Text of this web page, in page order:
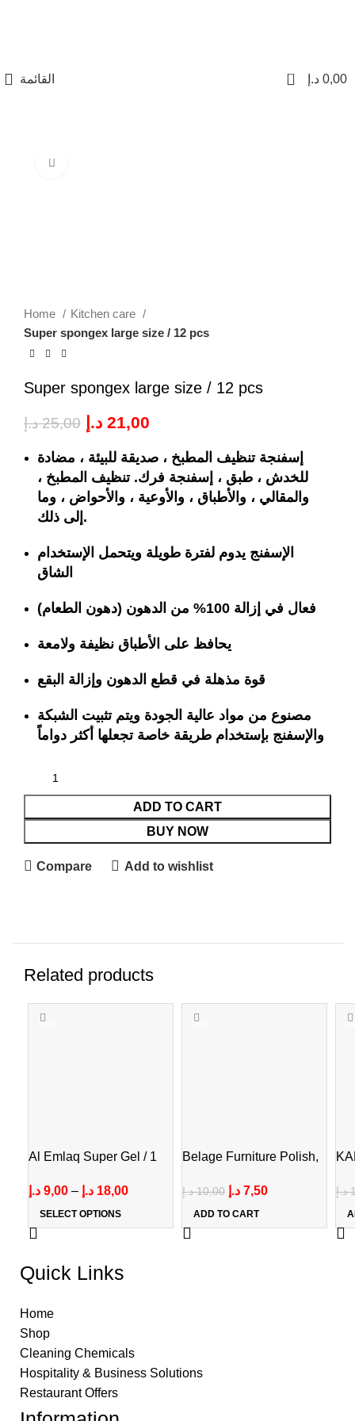
القائمة 0 0,00 د.إ
Home
Kitchen care
Super spongex large size / 12 pcs
Super spongex large size / 12 pcs
25,00 د.إ 21,00 د.إ
إسفنجة تنظيف المطبخ ، صديقة للبيئة ، مضادة
للخدش ، طبق ، إسفنجة فرك. تنظيف المطبخ ،
والمقالي ، والأطباق ، والأوعية ، والأحواض ، وما
إلى ذلك.
الإسفنج يدوم لفترة طويلة ويتحمل الإستخدام
الشاق
فعال في إزالة 100% من الدهون (دهون الطعام)
يحافظ على الأطباق نظيفة ولامعة
قوة مذهلة في قطع الدهون وإزالة البقع
مصنوع من مواد عالية الجودة ويتم تثبيت الشبكة
والإسفنج بإستخدام طريقة خاصة تجعلها أكثر دواماً
ADD TO CART
BUY NOW
Compare Add to wishlist
Related products
-20%
Al Emlaq Super Gel / 1
9,00 د.إ – 18,00 د.إ
SELECT OPTIONS
-25%
Belage Furniture Polish,
10,00 د.إ 7,50 د.إ
ADD TO CART
-
د.إ
Quick Links
Home
Shop
Cleaning Chemicals
Hospitality & Business Solutions
Restaurant Offers